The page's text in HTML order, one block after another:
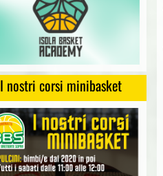
I nostri corsi minibasket